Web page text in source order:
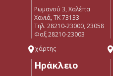
Ρωμανού 3, Χαλέπα
Χανιά, ΤΚ 73133
Τηλ. 28210-23000, 23058
Φαξ 28210-23003
χάρτης
Ηράκλειο